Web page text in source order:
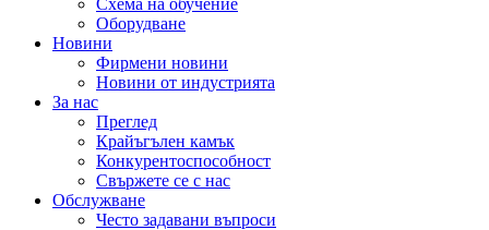
Схема на обучение
Оборудване
Новини
Фирмени новини
Новини от индустрията
За нас
Преглед
Крайъгълен камък
Конкурентоспособност
Свържете се с нас
Обслужване
Често задавани въпроси